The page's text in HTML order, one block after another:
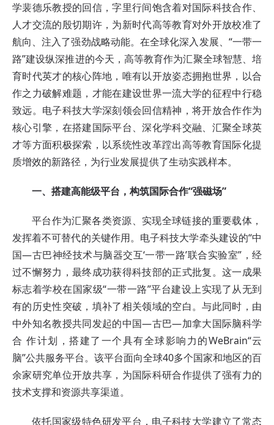
学裴德乐教授的回信，字里行间饱含着对国际科技合作、
人才交流的殷切期许，为新时代高等教育对外开放校准了
航向、注入了强劲战略动能。在全球化深入发展、“一带一
路”建设纵深推进的今天，高等教育作为汇聚全球智慧、培
育时代英才的核心阵地，唯有以开放姿态拥抱世界，以合
作之力破解难题，才能在建设世界一流大学的征程中行稳
致远。电子科技大学深刻领会回信精神，将开放合作作为
核心引擎，在搭建国际平台、深化学科交融、汇聚全球英
才等方面积极探索，以系统性改革蹚出高等教育国际化提
质增效的新路径，为行业发展提供了生动实践样本。
一、搭建高能级平台，构筑国际合作“强磁场”
平台作为汇聚各类资源、实现全球链接的重要载体，
发挥着不可替代的关键作用。电子科技大学牵头建设的“中
国—古巴神经技术与脑器交互‘一带一路’联合实验室”，经
过不懈努力，最终成功获得科技部的正式批复。这一成果
标志着学校在国家级“一带一路”平台建设上实现了从无到
有的历史性突破，填补了相关领域的空白。与此同时，由
中外知名教授共同发起的中国—古巴—加拿大国际脑科学
合 作计划，搭建了一个具有全球影响力的WeBrain“云
脑”公共服务平台。该平台面向全球40多个国家和地区的百
余家研究单位开放共享，为国际科研合作提供了强有力的
技术支撑和资源共享渠道。
依托国家级特色研发平台，电子科技大学建立了常态